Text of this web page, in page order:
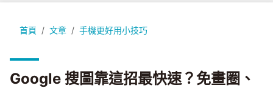
首頁 文章 手機更好用小技巧
Google 搜圖靠這招最快速？免畫圈、免截圖，喊聲 OK
Google 搜圖靠這招最快速？免畫圈、